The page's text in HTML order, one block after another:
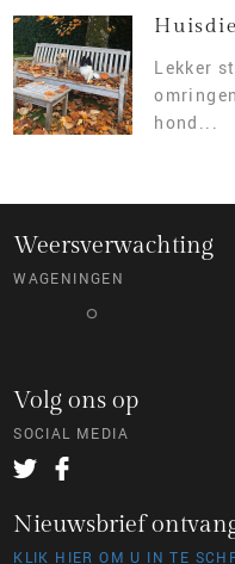
Lekker
hond...
Weersverwachting
WAGENINGEN
°
Volg ons op
SOCIAL MEDIA
Nieuwsbrief
KLIK HIER OM U IN TE